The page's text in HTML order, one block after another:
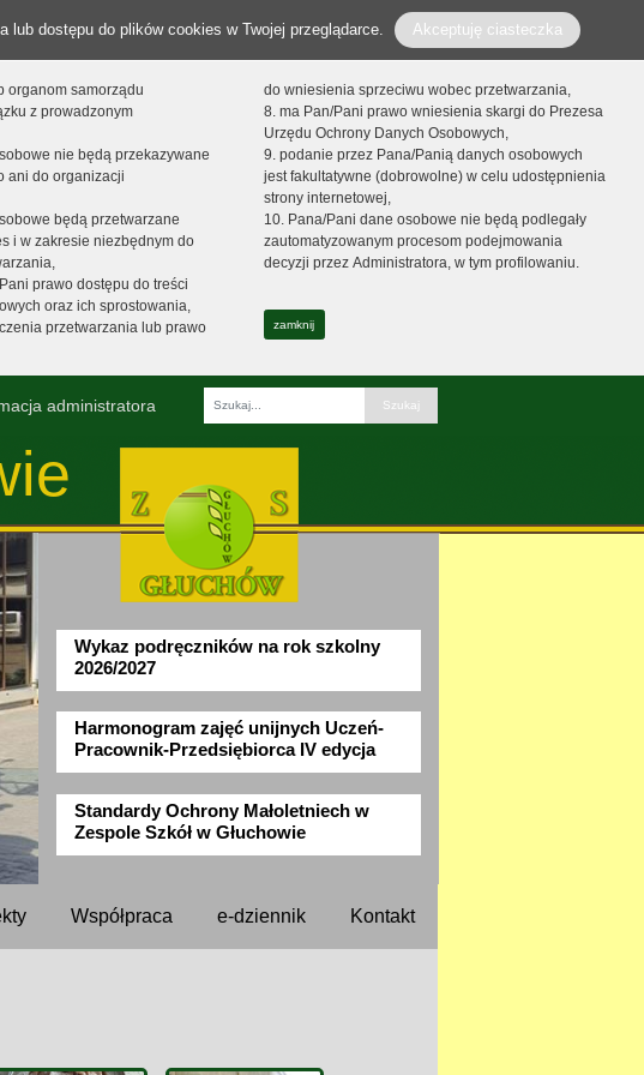
lub dostępu do plików cookies w Twojej przeglądarce. Akceptuję ciasteczka
organom samorządu
z prowadzonym
nie będą przekazywane
ani do organizacji
będą przetwarzane
i w zakresie niezbędnym do
prawo dostępu do treści
oraz ich sprostowania,
przetwarzania lub prawo
do wniesienia sprzeciwu wobec przetwarzania,
8. ma Pan/Pani prawo wniesienia skargi do Prezesa
Urzędu Ochrony Danych Osobowych,
9. podanie przez Pana/Panią danych osobowych
jest fakultatywne (dobrowolne) w celu udostępnienia
strony internetowej,
10. Pana/Pani dane osobowe nie będą podlegały
zautomatyzowanym procesom podejmowania
decyzji przez Administratora, w tym profilowaniu.
zamknij
administratora
Fraza
Wykaz podręczników na rok szkolny
2026/2027
Harmonogram zajęć unijnych Uczeń-
Pracownik-Przedsiębiorca IV edycja
Standardy Ochrony Małoletniech w
Zespole Szkół w Głuchowie
Współpraca e-dziennik Kontakt